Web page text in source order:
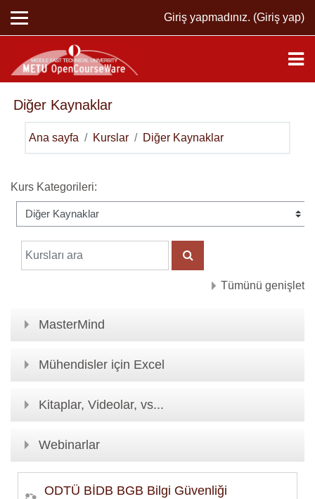
Giriş yapmadınız. (Giriş yap)
Diğer Kaynaklar
Ana sayfa Kurslar Diğer Kaynaklar
Kurs Kategorileri:
Kursları ara
KURSLARI ARA
Tümünü genişlet
MasterMind
Mühendisler için Excel
Kitaplar, Videolar, vs...
Webinarlar
ODTÜ BİDB BGB Bilgi Güvenliği